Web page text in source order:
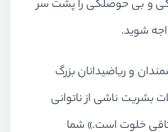
و بی حوصلگی را پشت سر
شوید.
و ریاضیدانان بزرگ
بشریت ناشی از ناتوانی
خلوت است.» شما